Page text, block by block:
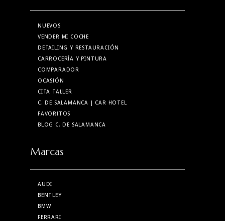
NUEVOS
VENDER MI COCHE
DETAILING Y RESTAURACIÓN
CARROCERÍA Y PINTURA
COMPARADOR
OCASIÓN
CITA TALLER
C. DE SALAMANCA | CAR HOTEL
FAVORITOS
BLOG C. DE SALAMANCA
Marcas
AUDI
BENTLEY
BMW
FERRARI